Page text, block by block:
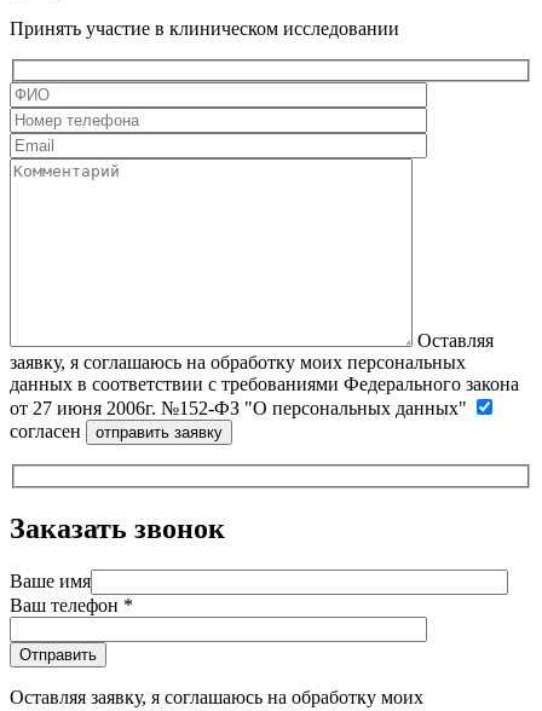
Принять участие в клиническом исследовании
Оставляя
заявку, я соглашаюсь на обработку моих персональных
данных в соответствии с требованиями Федерального закона
от 27 июня 2006г. №152-ФЗ "О персональных данных"
согласен
Заказать звонок
Ваше имя
Ваш телефон *
Оставляя заявку, я соглашаюсь на обработку моих